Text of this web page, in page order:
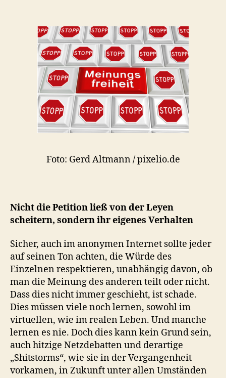
Foto: Gerd Altmann / pixelio.de
Nicht die Petition ließ von der Leyen
scheitern, sondern ihr eigenes Verhalten
Sicher, auch im anonymen Internet sollte jeder
auf seinen Ton achten, die Würde des
Einzelnen respektieren, unabhängig davon, ob
man die Meinung des anderen teilt oder nicht.
Dass dies nicht immer geschieht, ist schade.
Dies müssen viele noch lernen, sowohl im
virtuellen, wie im realen Leben. Und manche
lernen es nie. Doch dies kann kein Grund sein,
auch hitzige Netzdebatten und derartige
„Shitstorms“, wie sie in der Vergangenheit
vorkamen, in Zukunft unter allen Umständen